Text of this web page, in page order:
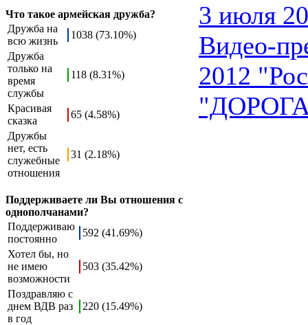
Что такое армейская дружба?
Дружба на
всю жизнь
1038 (73.10%)
Дружба
только на
время
службы
118 (8.31%)
Красивая
сказка
65 (4.58%)
Дружбы
нет, есть
служебные
отношения
31 (2.18%)
Поддерживаете ли Вы отношения с
однополчанами?
Поддерживаю
постоянно
592 (41.69%)
Хотел бы, но
не имею
возможности
503 (35.42%)
Поздравляю с
днем ВДВ раз
в год
220 (15.49%)
3 июля
Видео-
2012